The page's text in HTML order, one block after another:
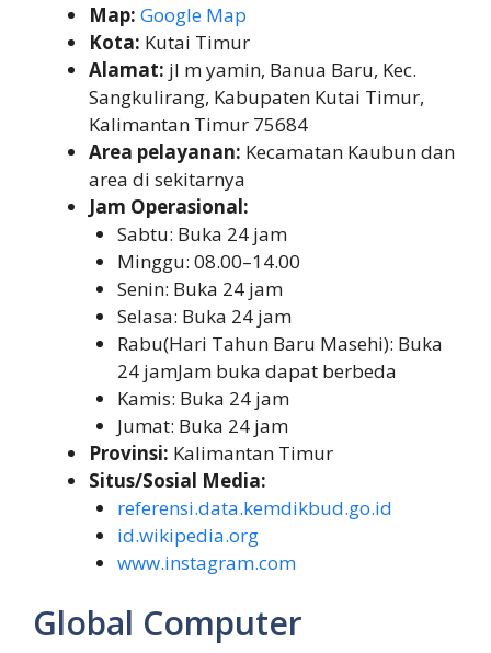
Map: Google Map
Kota: Kutai Timur
Alamat: jl m yamin, Banua Baru, Kec.
Sangkulirang, Kabupaten Kutai Timur,
Kalimantan Timur 75684
Area pelayanan: Kecamatan Kaubun dan
area di sekitarnya
Jam Operasional:
Sabtu: Buka 24 jam
Minggu: 08.00–14.00
Senin: Buka 24 jam
Selasa: Buka 24 jam
Rabu(Hari Tahun Baru Masehi): Buka
24 jamJam buka dapat berbeda
Kamis: Buka 24 jam
Jumat: Buka 24 jam
Provinsi: Kalimantan Timur
Situs/Sosial Media:
referensi.data.kemdikbud.go.id
id.wikipedia.org
www.instagram.com
Global Computer